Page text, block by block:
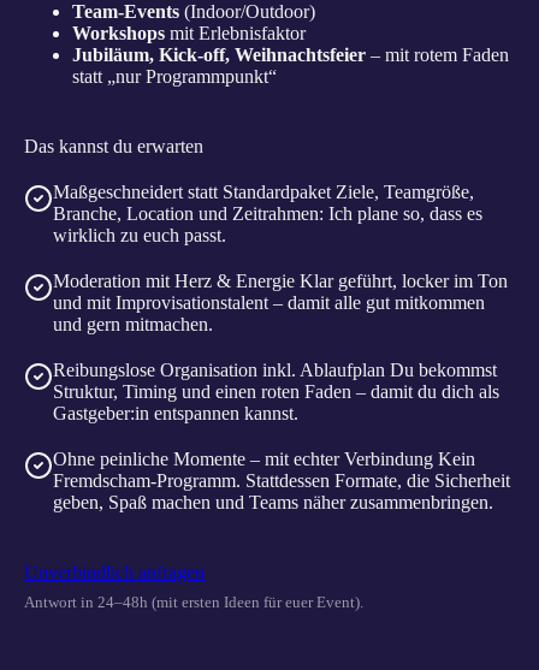
Team-Events (Indoor/Outdoor)
Workshops mit Erlebnisfaktor
Jubiläum, Kick-off, Weihnachtsfeier – mit rotem Faden
statt „nur Programmpunkt“
Das kannst du erwarten
Maßgeschneidert statt Standardpaket Ziele, Teamgröße,
Branche, Location und Zeitrahmen: Ich plane so, dass es
wirklich zu euch passt.
Moderation mit Herz & Energie Klar geführt, locker im Ton
und mit Improvisationstalent – damit alle gut mitkommen
und gern mitmachen.
Reibungslose Organisation inkl. Ablaufplan Du bekommst
Struktur, Timing und einen roten Faden – damit du dich als
Gastgeber:in entspannen kannst.
Ohne peinliche Momente – mit echter Verbindung Kein
Fremdscham-Programm. Stattdessen Formate, die Sicherheit
geben, Spaß machen und Teams näher zusammenbringen.
Unverbindlich anfragen
Antwort in 24–48h (mit ersten Ideen für euer Event).